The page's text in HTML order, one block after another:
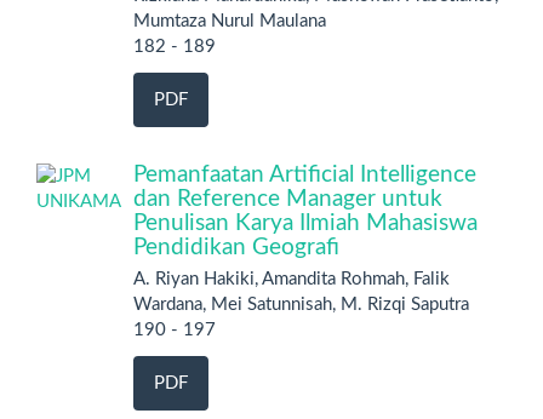
Mumtaza Nurul Maulana
182 - 189
PDF
Pemanfaatan Artificial Intelligence
dan Reference Manager untuk
Penulisan Karya Ilmiah Mahasiswa
Pendidikan Geografi
A. Riyan Hakiki, Amandita Rohmah, Falik
Wardana, Mei Satunnisah, M. Rizqi Saputra
190 - 197
PDF